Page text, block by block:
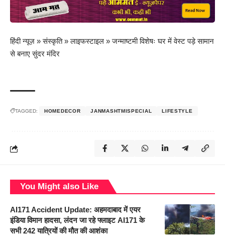
हिंदी न्यूज़ »संस्कृति»लाइफस्टाइल »जन्माष्टमी विशेषः घर में वेस्ट पड़े सामान
से बनाए सुंदर मंदिर
TAGGED: HOMEDECOR JANMASHTMISPECIAL LIFESTYLE
You Might also Like
AI171 Accident Update: अहमदाबाद में एयर
इंडिया विमान हादसा, लंदन जा रहे फ्लाइट AI171 के
सभी 242 यात्रियों की मौत की आशंका